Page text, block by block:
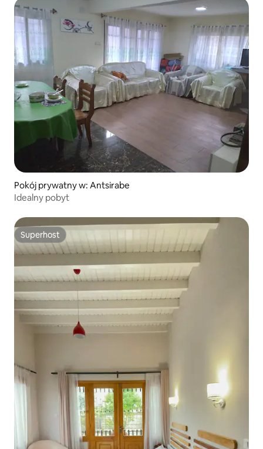
Pokój prywatny w: Antsirabe
Idealny pobyt
Superhost
Superhost